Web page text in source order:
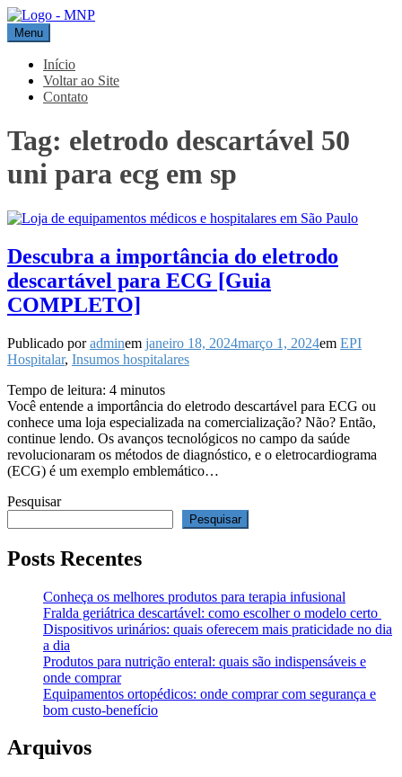
Pular
para
o
conteúdo
MNP
Blog
Menu
Início
Voltar ao Site
Contato
Tag: eletrodo descartável 50
uni para ecg em sp
Descubra a importância do eletrodo
descartável para ECG [Guia
COMPLETO]
Publicado poradminem janeiro 18, 2024março 1, 2024em EPI
Hospitalar, Insumos hospitalares
Tempo de leitura: 4 minutos
Você entende a importância do eletrodo descartável para ECG ou
conhece uma loja especializada na comercialização? Não? Então,
continue lendo. Os avanços tecnológicos no campo da saúde
revolucionaram os métodos de diagnóstico, e o eletrocardiograma
(ECG) é um exemplo emblemático…
Pesquisar
Pesquisar
Posts Recentes
Conheça os melhores produtos para terapia infusional
Fralda geriátrica descartável: como escolher o modelo certo
Dispositivos urinários: quais oferecem mais praticidade no dia
a dia
Produtos para nutrição enteral: quais são indispensáveis e
onde comprar
Equipamentos ortopédicos: onde comprar com segurança e
bom custo-benefício
Arquivos